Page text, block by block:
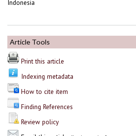
Indonesia
Article Tools
Print this article
Indexing metadata
How to cite item
Finding References
Review policy